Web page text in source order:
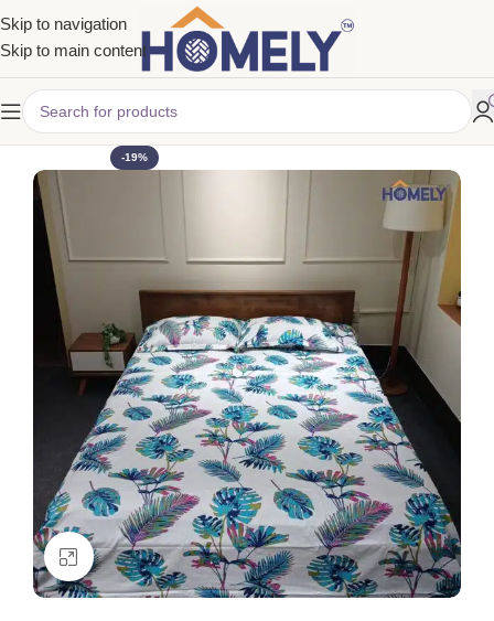
Skip to navigation
Skip to main content
-19%
Click to enlarge